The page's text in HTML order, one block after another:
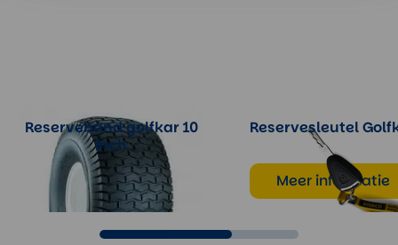
Reserveband golfkar 10
inch
Meer informatie
Reservesleutel
Meer informatie